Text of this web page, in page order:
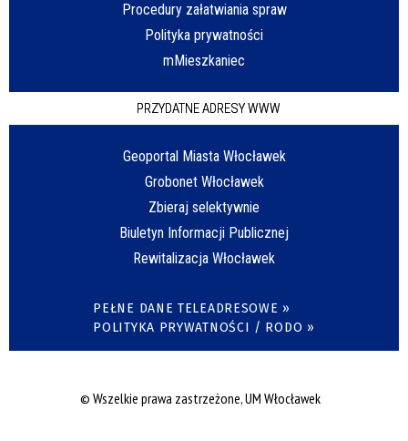
Procedury załatwiania spraw
Polityka prywatności
mMieszkaniec
PRZYDATNE ADRESY WWW
Geoportal Miasta Włocławek
Grobonet Włocławek
Zbieraj selektywnie
Biuletyn Informacji Publicznej
Rewitalizacja Włocławek
PEŁNE DANE TELEADRESOWE »
POLITYKA PRYWATNOŚCI / RODO »
© Wszelkie prawa zastrzeżone, UM Włocławek